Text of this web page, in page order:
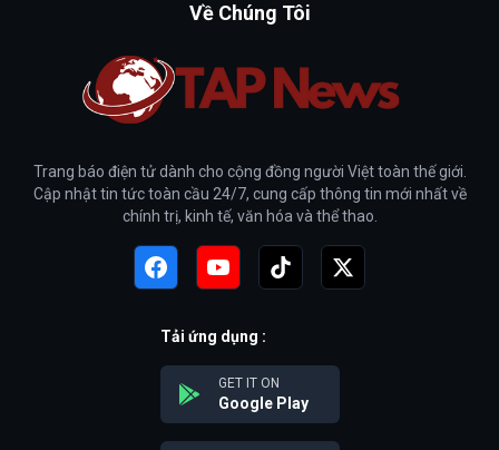
Về Chúng Tôi
Trang báo điện tử dành cho cộng đồng người Việt toàn thế giới.
Cập nhật tin tức toàn cầu 24/7, cung cấp thông tin mới nhất về
chính trị, kinh tế, văn hóa và thể thao.
Tải ứng dụng :
GET IT ON
Google Play